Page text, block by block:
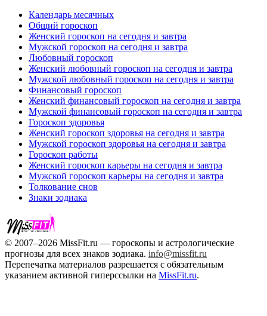
Календарь месячных
Общий гороскоп
Женский гороскоп на сегодня и завтра
Мужской гороскоп на сегодня и завтра
Любовный гороскоп
Женский любовный гороскоп на сегодня и завтра
Мужской любовный гороскоп на сегодня и завтра
Финансовый гороскоп
Женский финансовый гороскоп на сегодня и завтра
Мужской финансовый гороскоп на сегодня и завтра
Гороскоп здоровья
Женский гороскоп здоровья на сегодня и завтра
Мужской гороскоп здоровья на сегодня и завтра
Гороскоп работы
Женский гороскоп карьеры на сегодня и завтра
Мужской гороскоп карьеры на сегодня и завтра
Толкование снов
Знаки зодиака
© 2007–2026 MissFit.ru — гороскопы и астрологические
прогнозы для всех знаков зодиака. info@missfit.ru
Перепечатка материалов разрешается с обязательным
указанием активной гиперссылки на MissFit.ru.